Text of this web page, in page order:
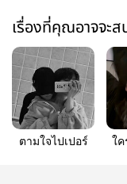
เรื่องที่คุณอาจจะส
ตามใจไปเปอร์
ใค